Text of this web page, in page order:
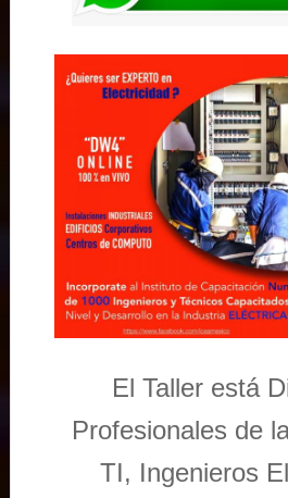
El Taller está
Profesionales de
TI, Ingenieros